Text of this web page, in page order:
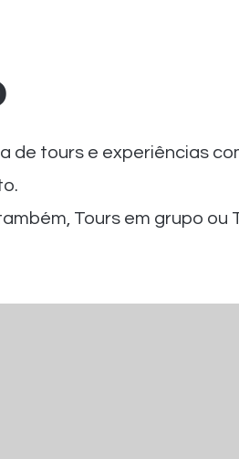
de tours e experiências
Tours em grupo ou